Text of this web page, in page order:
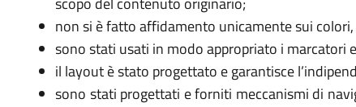
non si è fatto affidamento unicamente sui
sono stati usati in modo appropriato i marcatori
il layout è stato progettato e garantisce
sono stati progettati e forniti meccanismi di